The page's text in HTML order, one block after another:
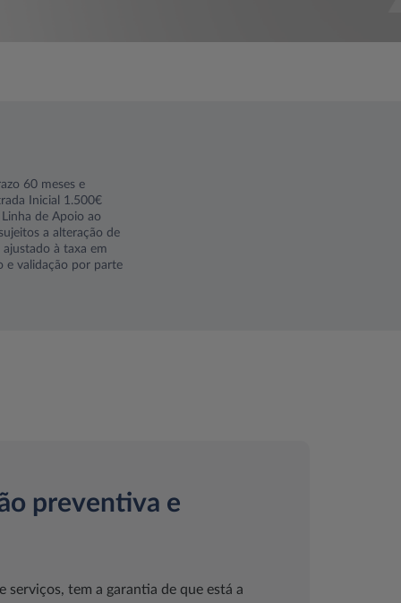
60 meses e
Inicial 1.500€
de Apoio ao
a alteração de
à taxa em
e validação por parte
preventiva e
serviços, tem a garantia de que está a